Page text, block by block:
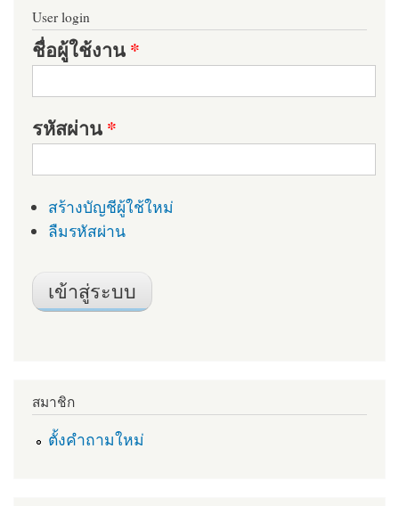
User login
ชื่อผู้ใช้งาน*
รหัสผ่าน*
สร้างบัญชีผู้ใช้ใหม่
ลืมรหัสผ่าน
สมาชิก
ตั้งคำถามใหม่